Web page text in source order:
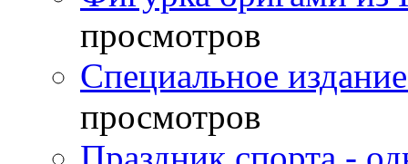
просмотров
Специальное
просмотров